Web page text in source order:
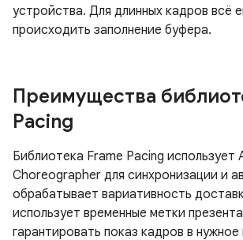
устройства. Для длинных кадров всё
происходить заполнение буфера.
Преимущества
Pacing
Библиотека Frame Pacing использует
Choreographer для синхронизации и
обрабатывает вариативность
использует временные метки
гарантировать показ кадров в нужное